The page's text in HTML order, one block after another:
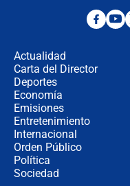
Actualidad
Carta del Director
Deportes
Economía
Emisiones
Entretenimiento
Internacional
Orden Público
Política
Sociedad